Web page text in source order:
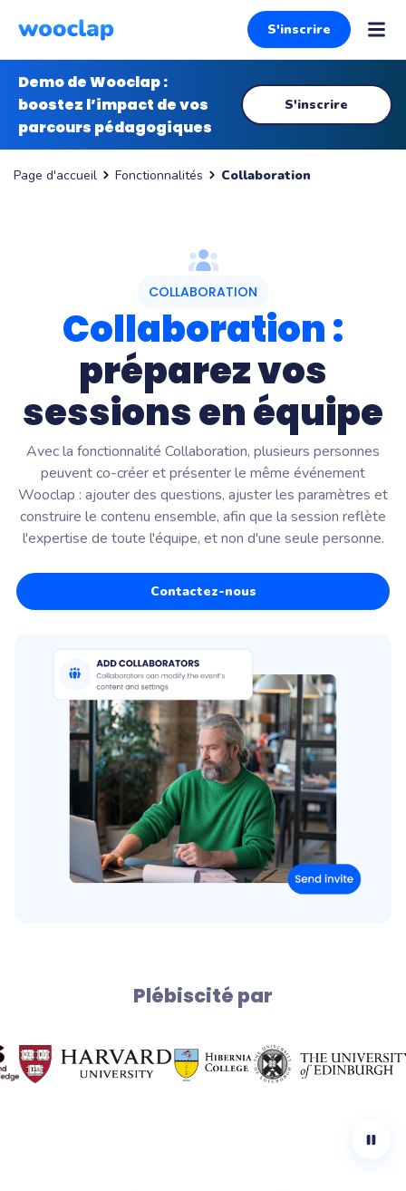
S'inscrire
Demo de Wooclap :
boostez l’impact de vos
parcours pédagogiques
S'inscrire
Page d'accueil Fonctionnalités Collaboration
COLLABORATION
Collaboration :
préparez vos
sessions en équipe
Avec la fonctionnalité Collaboration, plusieurs personnes
peuvent co-créer et présenter le même événement
Wooclap : ajouter des questions, ajuster les paramètres et
construire le contenu ensemble, afin que la session reflète
l'expertise de toute l'équipe, et non d'une seule personne.
Contactez-nous
Plébiscité par